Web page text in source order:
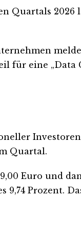
Quartals
eine
Quartal.
Euro und
9,74 Prozent.